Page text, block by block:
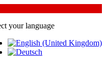
your language